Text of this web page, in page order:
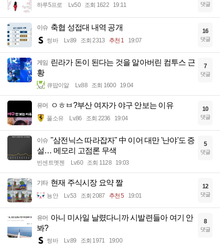
하루5프로 Lv.50 조회 1622 19:11 댓글
이슈 축협 성접대 내역 공개
썽바 Lv.89 조회 2313 추천 1 19:07
16
댓글
게임
린라가 돈이 된다는 것을 알아버린 컴투스 근
황
큐땁이알 Lv.88 조회 1600 19:04
7
댓글
유머 ㅇㅎㅂ?부산 여자가 야구 안보는 이유
풀소유 Lv.86 조회 2236 19:04
10
댓글
이슈 "삼전닉스 따라잡자" 中 이어 대만 '난야'도 증
설… 메모리 고점론 무색
빈센트멧젠 Lv.60 조회 1128 19:03
5
댓글
기타 현재 주식시장 요약 짤
뇽안 Lv.53 조회 2087 추천 5 19:01
12
댓글
유머 아니 미사일 날렸다니까 시발련들아 여기 안
봐?
썽바 Lv.89 조회 1971 19:00
8
댓글